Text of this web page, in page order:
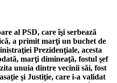
al PSD, care îşi serbează
a primit marţi un buchet de
Prezidenţiale, acesta
marţi dimineaţă, fostul şef
unuia dintre vecinii săi, fost
şi Justiţie, care i-a validat